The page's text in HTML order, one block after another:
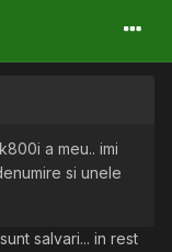
a meu.. imi
si unele
salvari... in rest